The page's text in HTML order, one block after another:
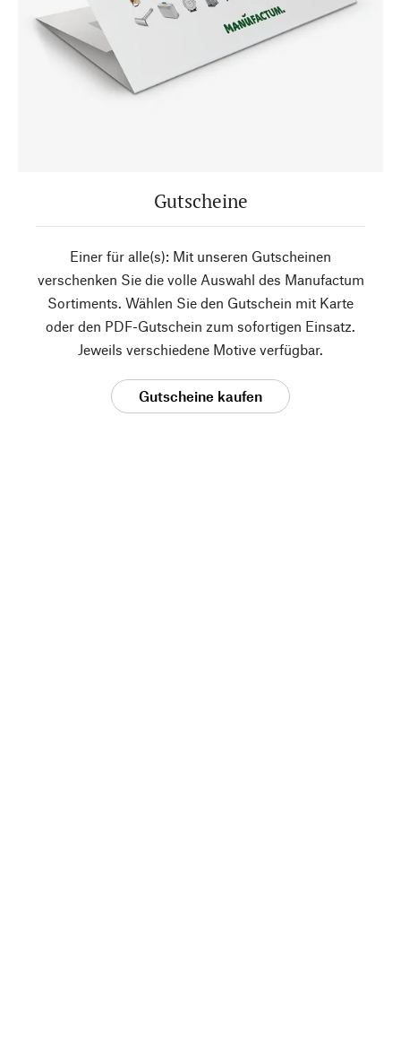
Gutscheine
Einer für alle(s): Mit unseren Gutscheinen
verschenken Sie die volle Auswahl des Manufactum
Sortiments. Wählen Sie den Gutschein mit Karte
oder den PDF-Gutschein zum sofortigen Einsatz.
Jeweils verschiedene Motive verfügbar.
Gutscheine kaufen